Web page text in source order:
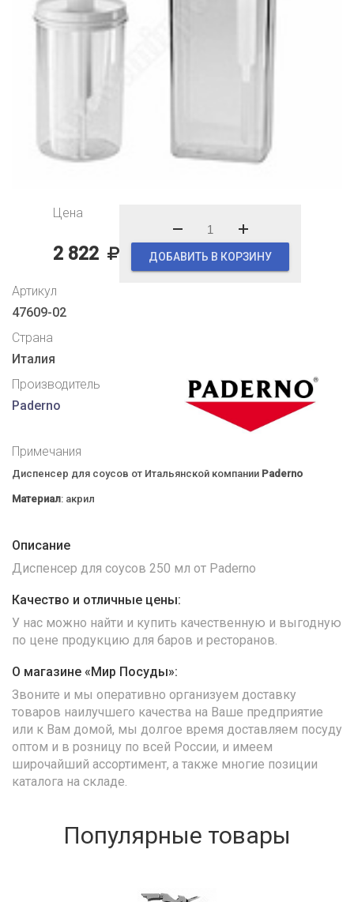
Цена
2 822 ДОБАВИТЬ В КОРЗИНУ
Артикул
47609-02
Страна
Италия
Производитель
Paderno
Примечания
Диспенсер для соусов от Итальянской компании Paderno
Материал: акрил
Описание
Диспенсер для соусов 250 мл от Paderno
Качество и отличные цены:
У нас можно найти и купить качественную и выгодную
по цене продукцию для баров и ресторанов.
О магазине «Мир Посуды»:
Звоните и мы оперативно организуем доставку
товаров наилучшего качества на Ваше предприятие
или к Вам домой, мы долгое время доставляем посуду
оптом и в розницу по всей России, и имеем
широчайший ассортимент, а также многие позиции
каталога на складе.
Популярные товары